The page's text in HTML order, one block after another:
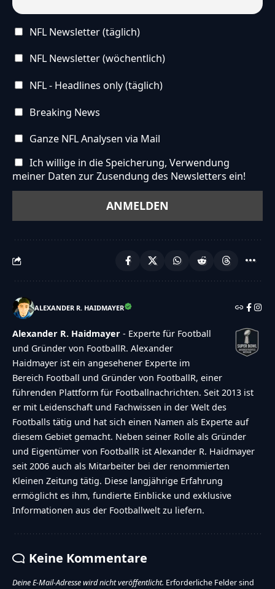
NFL Newsletter (täglich)
NFL Newsletter (wöchentlich)
NFL - Headlines only (täglich)
Breaking News
Ganze NFL Analysen via Mail
Ich willige in die Speicherung, Verwendung
meiner Daten zur Zusendung des Newsletters ein!
ALEXANDER R. HAIDMAYER
Alexander R. Haidmayer - Experte für Football
und Gründer von FootballR. Alexander
Haidmayer ist ein angesehener Experte im
Bereich Football und Gründer von FootballR, einer
führenden Plattform für Footballnachrichten. Seit 2013 ist
er mit Leidenschaft und Fachwissen in der Welt des
Footballs tätig und hat sich einen Namen als Experte auf
diesem Gebiet gemacht. Neben seiner Rolle als Gründer
und Eigentümer von FootballR ist Alexander R. Haidmayer
seit 2006 auch als Mitarbeiter bei der renommierten
Kleinen Zeitung tätig. Diese langjährige Erfahrung
ermöglicht es ihm, fundierte Einblicke und exklusive
Informationen aus der Footballwelt zu liefern.
Keine Kommentare
Deine E-Mail-Adresse wird nicht veröffentlicht. Erforderliche Felder sind